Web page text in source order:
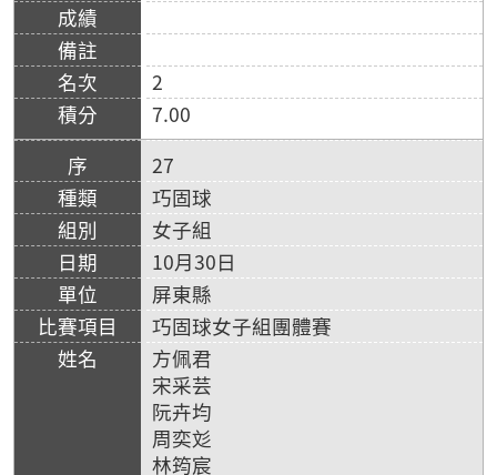
2
7.00
27
巧固球
女子組
10月30日
屏東縣
巧固球女子組團體賽
方佩君
宋采芸
阮卉均
周奕彣
林筠宸